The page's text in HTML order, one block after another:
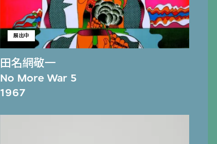
田名網敬一
展出中
No More War 5
1967